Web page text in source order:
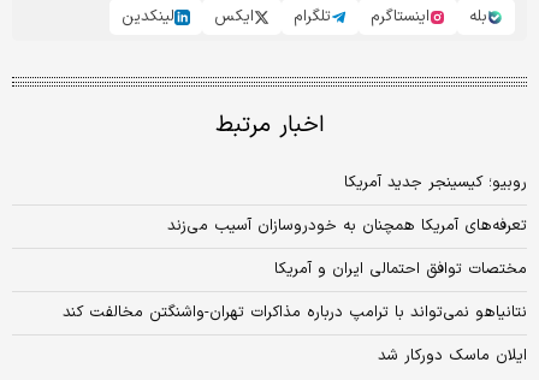
بله
اینستاگرم تلگرام ایکس لینکدین
اخبار مرتبط
روبیو؛ کیسینجر جدید آمریکا
تعرفه‌‌‌های آمریکا همچنان به خودروسازان آسیب می‌‌‌زند
مختصات توافق احتمالی ایران و آمریکا
نتانیاهو نمی‌تواند با ترامپ درباره مذاکرات تهران-واشنگتن مخالفت کند
ایلان ماسک دورکار شد